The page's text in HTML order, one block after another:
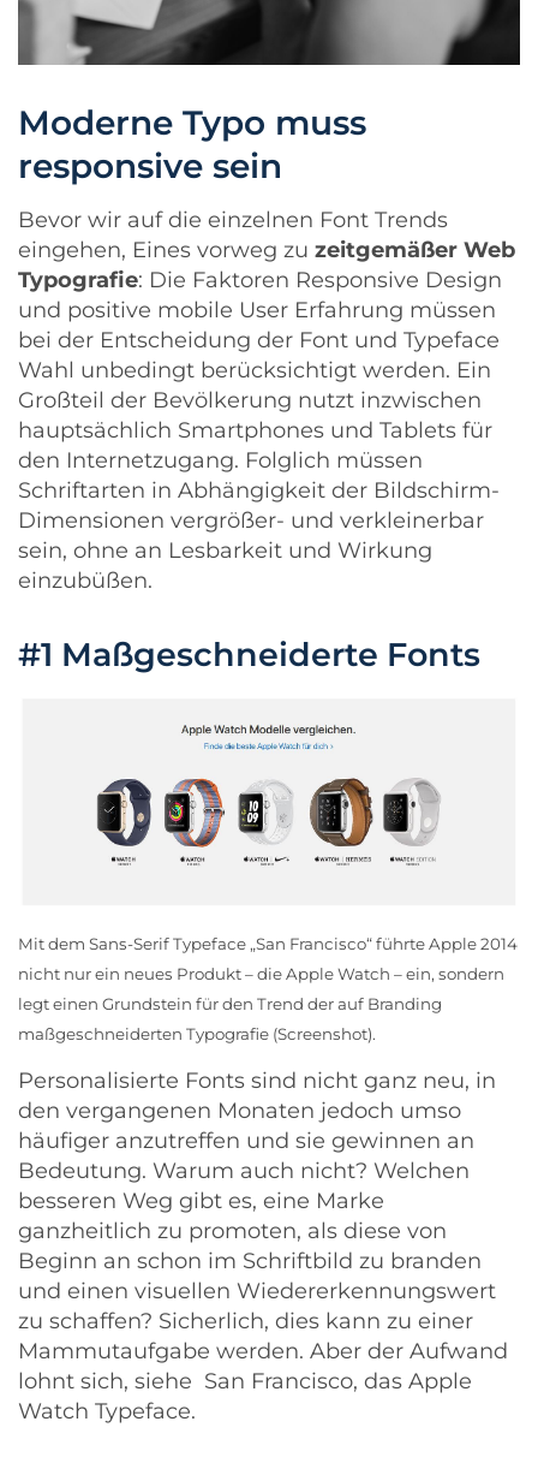
Moderne Typo muss
responsive sein
Bevor wir auf die einzelnen Font Trends
eingehen, Eines vorweg zu zeitgemäßer Web
Typografie: Die Faktoren Responsive Design
und positive mobile User Erfahrung müssen
bei der Entscheidung der Font und Typeface
Wahl unbedingt berücksichtigt werden. Ein
Großteil der Bevölkerung nutzt inzwischen
hauptsächlich Smartphones und Tablets für
den Internetzugang. Folglich müssen
Schriftarten in Abhängigkeit der Bildschirm-
Dimensionen vergrößer- und verkleinerbar
sein, ohne an Lesbarkeit und Wirkung
einzubüßen.
#1 Maßgeschneiderte Fonts
Mit dem Sans-Serif Typeface „San Francisco“ führte Apple 2014
nicht nur ein neues Produkt – dieApple Watch – ein, sondern
legt einen Grundstein für den Trend der auf Branding
maßgeschneiderten Typografie (Screenshot).
Personalisierte Fonts sind nicht ganz neu, in
den vergangenen Monaten jedoch umso
häufiger anzutreffen und sie gewinnen an
Bedeutung. Warum auch nicht? Welchen
besseren Weg gibt es, eine Marke
ganzheitlich zu promoten, als diese von
Beginn an schon im Schriftbild zu branden
und einen visuellen Wiedererkennungswert
zu schaffen? Sicherlich, dies kann zu einer
Mammutaufgabe werden. Aber der Aufwand
lohnt sich, siehe San Francisco, das Apple
Watch Typeface.